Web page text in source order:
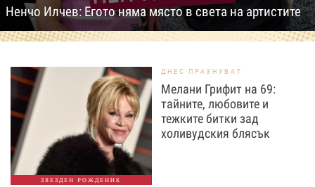
Ненчо Илчев: Егото няма място в света на артистите
ЗВЕЗДЕН РОЖДЕНИК
ДНЕС ПРАЗНУВАТ
Мелани Грифит на 69:
тайните, любовите и
тежките битки зад
холивудския блясък